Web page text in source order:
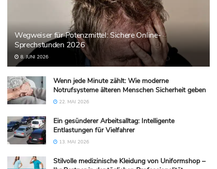
Wegweiser für Potenzmittel: Sichere Online-
Sprechstunden 2026
8. JUNI 2026
Wenn jede Minute zählt: Wie moderne
Notrufsysteme älteren Menschen Sicherheit geben
22. MAI 2026
Ein gesünderer Arbeitsalltag: Intelligente
Entlastungen für Vielfahrer
13. MAI 2026
Stilvolle medizinische Kleidung von Uniformshop –